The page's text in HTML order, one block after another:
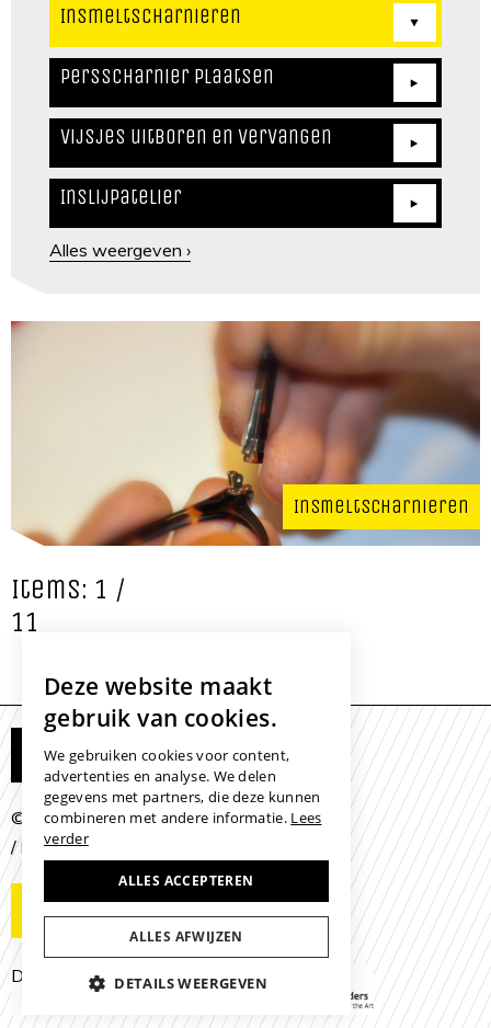
Insmeltscharnieren
Persscharnier plaatsen
Vijsjes uitboren en vervangen
Inslijpatelier
Alles weergeven ›
Insmeltscharnieren
Items: 1 /
11
Mijn Eye to Eye
© 2026 -Colofon/Disclaimer/Cookies
/Leveringsvoorwaarden
Contactgegevens
Developed with the support of
Deze website maakt
gebruik van cookies.
We gebruiken cookies voor content,
advertenties en analyse. We delen
gegevens met partners, die deze kunnen
combineren met andere informatie. Lees
verder
ALLES ACCEPTEREN
ALLES AFWIJZEN
DETAILS WEERGEVEN